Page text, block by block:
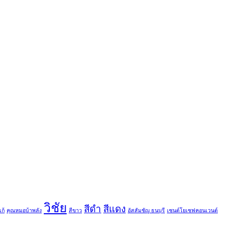
ก้ คุณหมอบ้าพลัง วิชัย สีขาว สีดำ สีแดง อัสสัมชัญ ธนบุรี เซนต์โยเซฟคอนเวนต์